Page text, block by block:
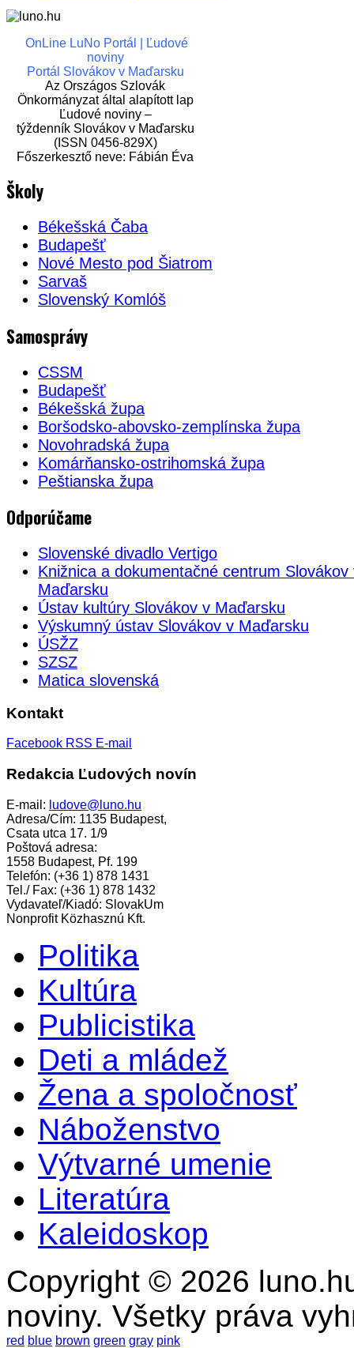
OnLine LuNo Portál | Ľudové
noviny
Portál Slovákov v Maďarsku
Az Országos Szlovák
Önkormányzat által alapított lap
Ľudové noviny –
týždenník Slovákov v Maďarsku
(ISSN 0456-829X)
Főszerkesztő neve: Fábián Éva
Školy
Békešská Čaba
Budapešť
Nové Mesto pod Šiatrom
Sarvaš
Slovenský Komlóš
Samosprávy
CSSM
Budapešť
Békešská župa
Boršodsko-abovsko-zemplínska župa
Novohradská župa
Komárňansko-ostrihomská župa
Peštianska župa
Odporúčame
Slovenské divadlo Vertigo
Knižnica a dokumentačné centrum Slovákov
Maďarsku
Ústav kultúry Slovákov v Maďarsku
Výskumný ústav Slovákov v Maďarsku
ÚSŽZ
SZSZ
Matica slovenská
Kontakt
Facebook RSS E-mail
Redakcia Ľudových novín
E-mail: ludove@luno.hu
Adresa/Cím: 1135 Budapest,
Csata utca 17. 1/9
Poštová adresa:
1558 Budapest, Pf. 199
Telefón: (+36 1) 878 1431
Tel./ Fax: (+36 1) 878 1432
Vydavateľ/Kiadó: SlovakUm
Nonprofit Közhasznú Kft.
Politika
Kultúra
Publicistika
Deti a mládež
Žena a spoločnosť
Náboženstvo
Výtvarné umenie
Literatúra
Kaleidoskop
Copyright © 2026
noviny. Všetky práva
red blue brown green gray pink